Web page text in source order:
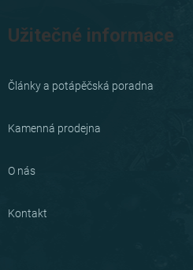
Užitečné informace
Články a potápěčská poradna
Kamenná prodejna
O nás
Kontakt